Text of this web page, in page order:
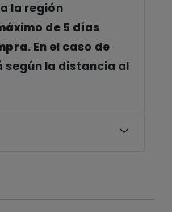
la región
de 5 días
. En el caso de
según la distancia al